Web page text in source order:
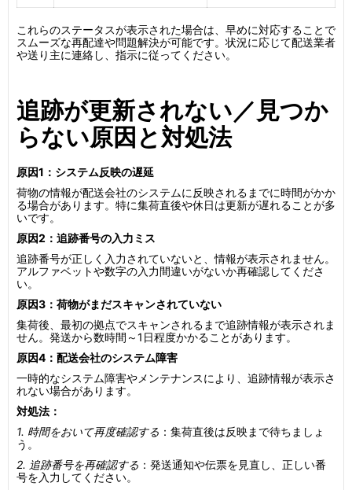
これらのステータスが表示された場合は、早めに対応することで
スムーズな再配達や問題解決が可能です。状況に応じて配送業者
や送り主に連絡し、指示に従ってください。
追跡が更新されない／見つか
らない原因と対処法
原因1：システム反映の遅延
荷物の情報が配送会社のシステムに反映されるまでに時間がかか
る場合があります。特に集荷直後や休日は更新が遅れることが多
いです。
原因2：追跡番号の入力ミス
追跡番号が正しく入力されていないと、情報が表示されません。
アルファベットや数字の入力間違いがないか再確認してくださ
い。
原因3：荷物がまだスキャンされていない
集荷後、最初の拠点でスキャンされるまで追跡情報が表示されま
せん。発送から数時間～1日程度かかることがあります。
原因4：配送会社のシステム障害
一時的なシステム障害やメンテナンスにより、追跡情報が表示さ
れない場合があります。
対処法：
1. 時間をおいて再度確認する ：集荷直後は反映まで待ちましょ
う。
2. 追跡番号を再確認する ：発送通知や伝票を見直し、正しい番
号を入力してください。